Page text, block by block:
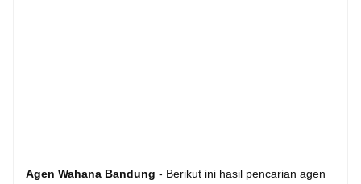
Agen Wahana Bandung - Berikut ini hasil pencarian agen